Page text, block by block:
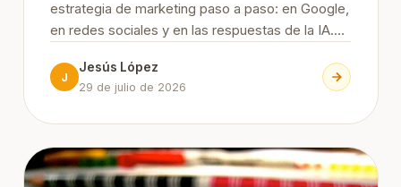
estrategia de marketing paso a paso: en Google,
en redes sociales y en las respuestas de la IA.
Metricool, LLMFY) y cómo convertir el análisis
en decisiones.
J
Jesús López
29 de julio de 2026